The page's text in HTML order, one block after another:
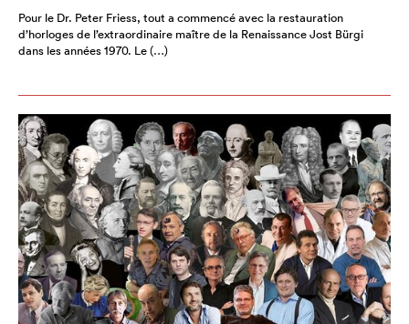
Pour le Dr. Peter Friess, tout a commencé avec la restauration
d’horloges de l’extraordinaire maître de la Renaissance Jost Bürgi
dans les années 1970. Le (…)